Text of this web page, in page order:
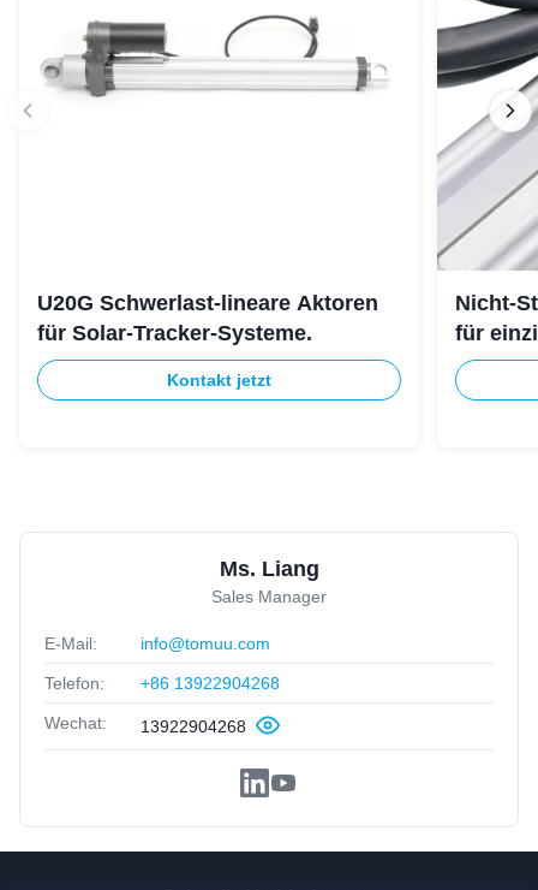
U20G Schwerlast-lineare Aktoren
für Solar-Tracker-Systeme.
Kontakt jetzt
Nicht-
für
Ms. Liang
Sales Manager
E-Mail: info@tomuu.com
Telefon: +86 13922904268
Wechat: 13922904268